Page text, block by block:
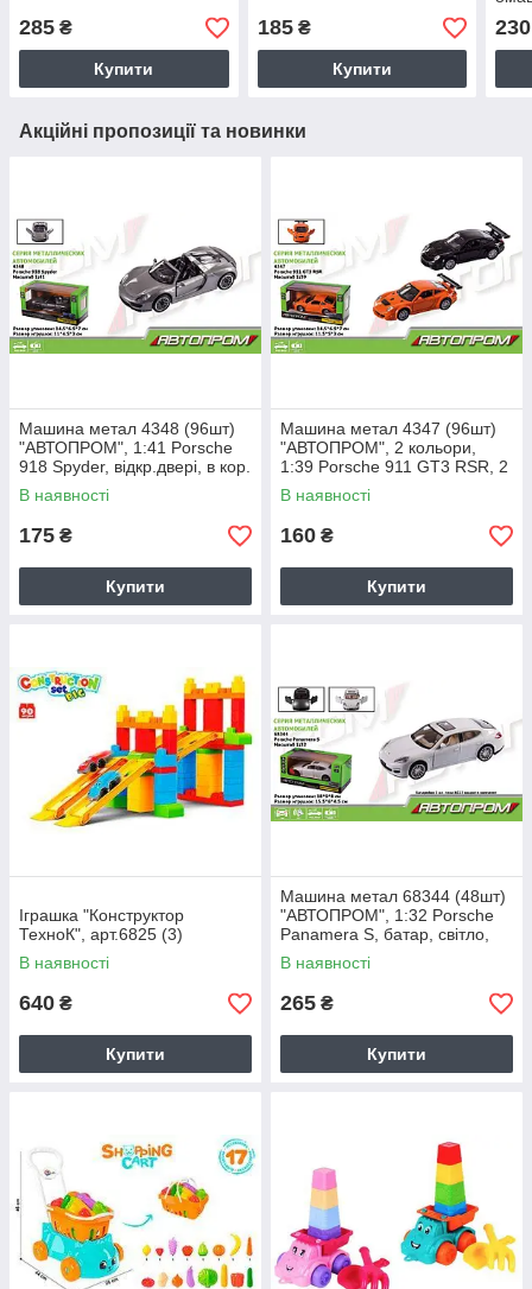
285 ₴
Купити
185₴
Купити
230
Акційні пропозиції та новинки
Машина метал 4348 (96шт)
"АВТОПРОМ", 1:41 Porsche
918 Spyder, відкр.двері, в кор.
14,5 * 6,5 * 7см
В наявності
175 ₴
Купити
Машина метал 4347 (96шт)
"АВТОПРОМ", 2 кольори,
1:39 Porsche 911 GT3 RSR, 2
кольори, відкр.двері, в кор. 14
В наявності
160 ₴
Купити
Іграшка "Конструктор
ТехноК", арт.6825 (3)
В наявності
640 ₴
Купити
Машина метал 68344 (48шт)
"АВТОПРОМ", 1:32 Porsche
Panamera S, батар, світло,
звук, відкр.двері, в кор
В наявності
265 ₴
Купити